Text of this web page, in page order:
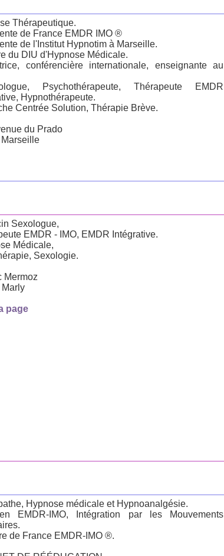
Thérapeutique.
de France EMDR IMO ®
de l'Institut Hypnotim à Marseille.
du DIU d'Hypnose Médicale.
conférencière internationale, enseignante au
Psychothérapeute, Thérapeute EMDR
Hypnothérapeute.
Centrée Solution, Thérapie Brève.
du Prado
Sexologue,
EMDR - IMO, EMDR Intégrative.
Médicale,
Sexologie.
Mermoz
page
Hypnose médicale et Hypnoanalgésie.
EMDR-IMO, Intégration par les Mouvements
de France EMDR-IMO ®.